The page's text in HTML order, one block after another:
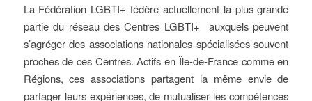
La Fédération LGBTI+ fédère actuellement la plus grande
partie du réseau des Centres LGBTI+ auxquels peuvent
s’agréger des associations nationales spécialisées souvent
proches de ces Centres. Actifs en Île-de-France comme en
Régions, ces associations partagent la même envie de
partager leurs expériences, de mutualiser les compétences